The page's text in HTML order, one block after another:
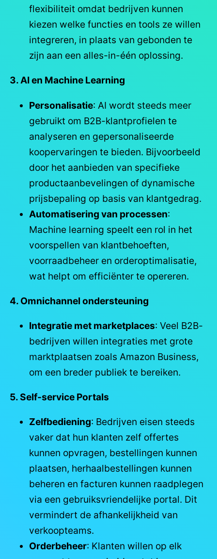
flexibiliteit omdat bedrijven kunnen
kiezen welke functies en tools ze willen
integreren, in plaats van gebonden te
zijn aan een alles-in-één oplossing.
3. AI en Machine Learning
Personalisatie: AI wordt steeds meer
gebruikt om B2B-klantprofielen te
analyseren en gepersonaliseerde
koopervaringen te bieden. Bijvoorbeeld
door het aanbieden van specifieke
productaanbevelingen of dynamische
prijsbepaling op basis van klantgedrag.
Automatisering van processen:
Machine learning speelt een rol in het
voorspellen van klantbehoeften,
voorraadbeheer en orderoptimalisatie,
wat helpt om efficiënter te opereren.
4. Omnichannel ondersteuning
Integratie met marketplaces: Veel B2B-
bedrijven willen integraties met grote
marktplaatsen zoals Amazon Business,
om een breder publiek te bereiken.
5. Self-service Portals
Zelfbediening: Bedrijven eisen steeds
vaker dat hun klanten zelf offertes
kunnen opvragen, bestellingen kunnen
plaatsen, herhaalbestellingen kunnen
beheren en facturen kunnen raadplegen
via een gebruiksvriendelijke portal. Dit
vermindert de afhankelijkheid van
verkoopteams.
Orderbeheer: Klanten willen op elk